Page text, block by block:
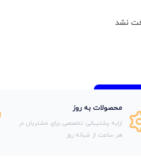
نشد
محصولات به روز
ارایه پشتیبانی تخصصی برای مشتریان در
هر ساعت از شبانه روز